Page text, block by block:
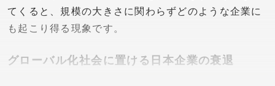
てくると、規模の大きさに関わらずどのような企業に
も起こり得る現象です。
グローバル化社会に置ける日本企業の衰退